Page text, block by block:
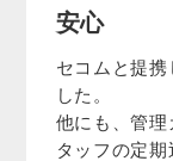
安心
セコムと提
した。
他にも、管
タッフの定